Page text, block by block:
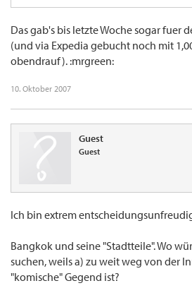
Das gab's bis letzte Woche sogar fuer
(und via Expedia gebucht noch mit
obendrauf). :mrgreen:
10. Oktober 2007
Guest
Guest
Ich bin extrem
Bangkok und seine "Stadtteile". Wo
suchen, weils a) zu weit weg von der
"komische" Gegend ist?